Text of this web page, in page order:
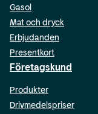
Gasol
Mat och dryck
Erbjudanden
Presentkort
Företagskund
Produkter
Drivmedelspriser